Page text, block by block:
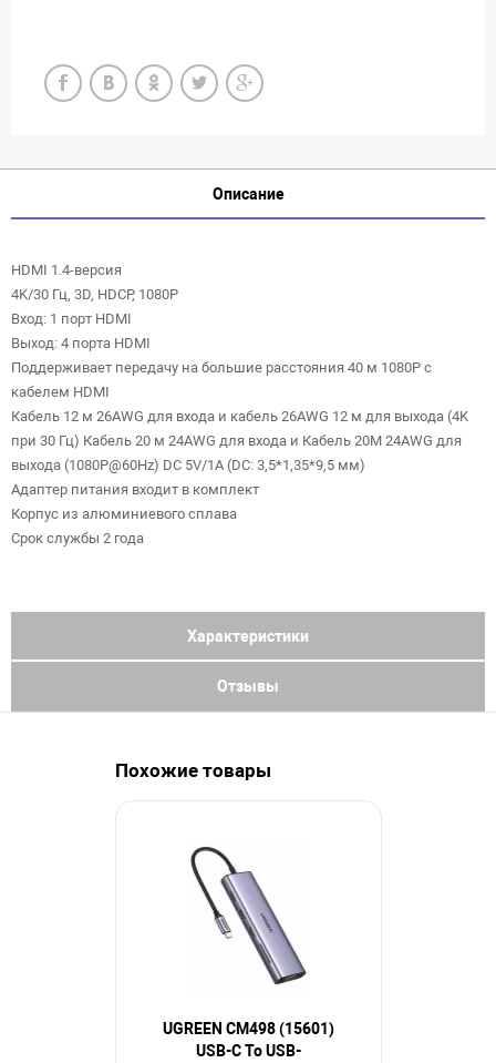
Описание
HDMI 1.4-версия
4K/30 Гц, 3D, HDCP, 1080P
Вход: 1 порт HDMI
Выход: 4 порта HDMI
Поддерживает передачу на большие расстояния 40 м 1080P с
кабелем HDMI
Кабель 12 м 26AWG для входа и кабель 26AWG 12 м для выхода (4K
при 30 Гц) Кабель 20 м 24AWG для входа и Кабель 20M 24AWG для
выхода (1080P@60Hz) DC 5V/1A (DC: 3,5*1,35*9,5 мм)
Адаптер питания входит в комплект
Корпус из алюминиевого сплава
Срок службы 2 года
Характеристики
Отзывы
Похожие товары
UGREEN CM498 (15601)
USB-C To USB-